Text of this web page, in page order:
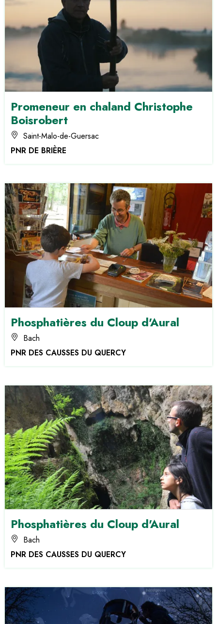
Promeneur en chaland Christophe
Boisrobert
Saint-Malo-de-Guersac
PNR DE BRIÈRE
Phosphatières du Cloup d'Aural
Bach
PNR DES CAUSSES DU QUERCY
Phosphatières du Cloup d'Aural
Bach
PNR DES CAUSSES DU QUERCY